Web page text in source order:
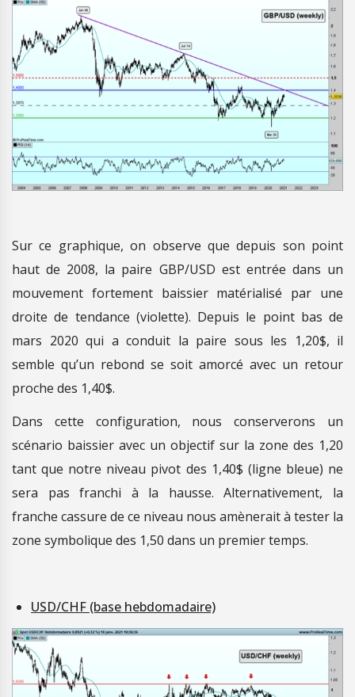
Sur ce graphique, on observe que depuis son point
haut de 2008, la paire GBP/USD est entrée dans un
mouvement fortement baissier matérialisé par une
droite de tendance (violette). Depuis le point bas de
mars 2020 qui a conduit la paire sous les 1,20$, il
semble qu’un rebond se soit amorcé avec un retour
proche des 1,40$.
Dans cette configuration, nous conserverons un
scénario baissier avec un objectif sur la zone des 1,20
tant que notre niveau pivot des 1,40$ (ligne bleue) ne
sera pas franchi à la hausse. Alternativement, la
franche cassure de ce niveau nous amènerait à tester la
zone symbolique des 1,50 dans un premier temps.
USD/CHF (base hebdomadaire)